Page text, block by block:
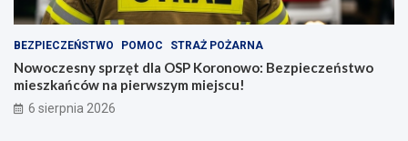
BEZPIECZEŃSTWO POMOC STRAŻ POŻARNA
Nowoczesny sprzęt dla OSP Koronowo: Bezpieczeństwo
mieszkańców na pierwszym miejscu!
6 sierpnia 2026